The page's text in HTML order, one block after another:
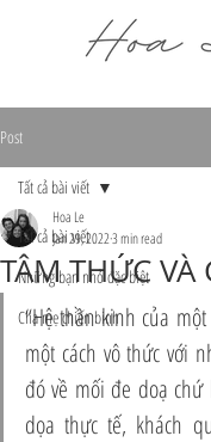
Post
Tất cả bài viết
Những bạn nhỏ đặc biệt
Cha mẹ chiến binh
Tất cả bài viết
TÂM THỨC VÀ
Hoa Le
Jan 29, 20223 min read
“Hệ thần kinh của
một cách vô thức với
đó về mối đe doạ
dọa thực tế, khách